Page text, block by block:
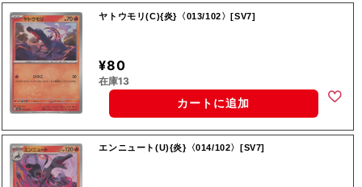
ヤトウモリ(C){炎}〈013/102〉[SV7]
¥80
在庫13
カートに追加
エンニュート(U){炎}〈014/102〉[SV7]